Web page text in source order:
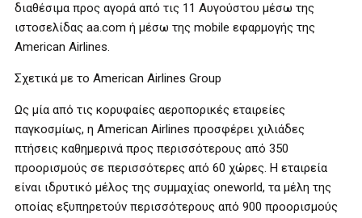
διαθέσιμα προς αγορά από τις 11 Αυγούστου μέσω της
ιστοσελίδας aa.com ή μέσω της mobile εφαρμογής της
American Airlines.
Σχετικά με το American Airlines Group
Ως μία από τις κορυφαίες αεροπορικές εταιρείες
παγκοσμίως, η American Airlines προσφέρει χιλιάδες
πτήσεις καθημερινά προς περισσότερους από 350
προορισμούς σε περισσότερες από 60 χώρες. Η εταιρεία
είναι ιδρυτικό μέλος της συμμαχίας oneworld, τα μέλη της
οποίας εξυπηρετούν περισσότερους από 900 προορισμούς